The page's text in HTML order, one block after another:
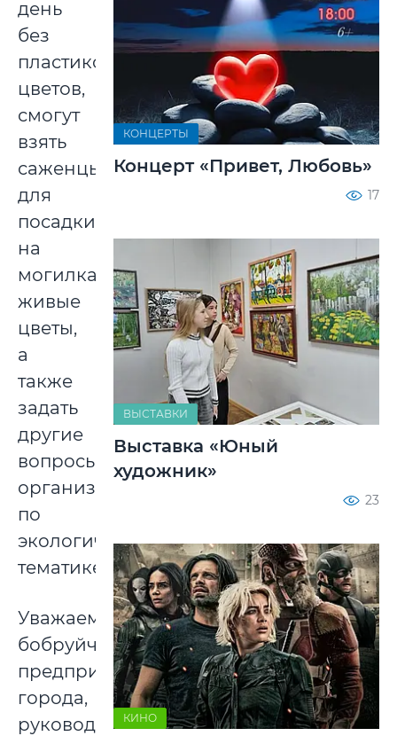
день
без
пластиковых
цветов,
смогут
взять
саженцы
для
посадки
на
могилках,
живые
цветы,
а
также
задать
другие
вопросы
организаторам
по
экологической
тематике.
Уважаемые
бобруйчане,
предприниматели
города,
руководители
КОНЦЕРТЫ
Концерт «Привет, Любовь»
17
ВЫСТАВКИ
Выставка «Юный
художник»
23
КИНО